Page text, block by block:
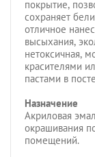
покрытие,
сохраняет
отличное
высыхания,
нетоксичная,
красителями
пастами в
Назначение
Акриловая
окрашивания
помещений.